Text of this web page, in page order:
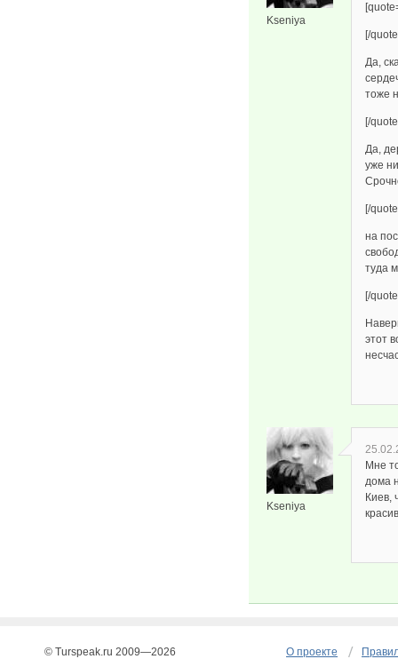
Kseniya
[/
Да,
тоже
[/
Да,
уже
[/
на
туда
[/
этот
Kseniya
Мне
дома
Киев,
О проекте
© Turspeak.ru 2009—2026